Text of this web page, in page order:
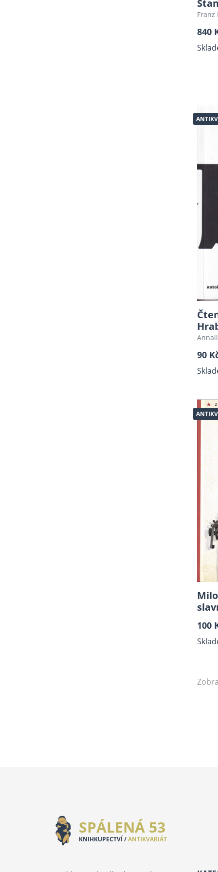
Franz
840
90
100
SPÁLENÁ 53
KNIHKUPECTVÍ /ANTIKVARIÁT